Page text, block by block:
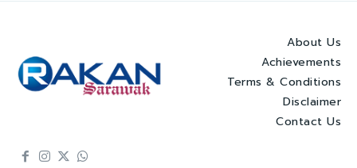
About Us
Achievements
Terms & Conditions
Disclaimer
Contact Us